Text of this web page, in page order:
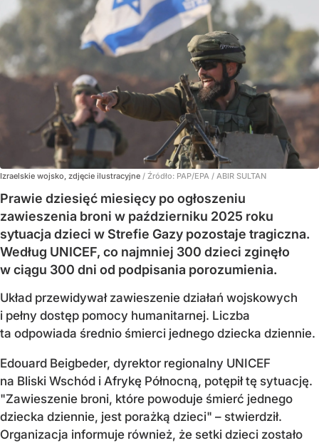
Izraelskie wojsko, zdjęcie ilustracyjne / Źródło: PAP/EPA / ABIR SULTAN
Prawie dziesięć miesięcy po ogłoszeniu
zawieszenia broni w październiku 2025 roku
sytuacja dzieci w Strefie Gazy pozostaje tragiczna.
Według UNICEF, co najmniej 300 dzieci zginęło
w ciągu 300 dni od podpisania porozumienia.
Układ przewidywał zawieszenie działań wojskowych
i pełny dostęp pomocy humanitarnej. Liczba
ta odpowiada średnio śmierci jednego dziecka dziennie.
Edouard Beigbeder, dyrektor regionalny UNICEF
na Bliski Wschód i Afrykę Północną, potępił tę sytuację.
"Zawieszenie broni, które powoduje śmierć jednego
dziecka dziennie, jest porażką dzieci" – stwierdził.
Organizacja informuje również, że setki dzieci zostało